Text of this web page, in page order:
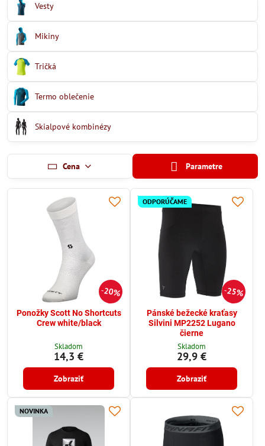
Vesty
Mikiny
Tričká
Termo oblečenie
Skialpové kombinézy
Cena Parametre
20%
Ponožky Scott No Shortcuts
Crew white/black
Skladom
14,3 €
Zobraziť
25%
ODPORÚČAME
Pánské bežecké kraťasy
Silvini MP2252 Lugano
čierne
Skladom
29,9 €
Zobraziť
NOVINKA